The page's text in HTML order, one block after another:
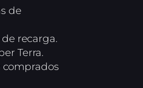
de
recarga.
Terra.
comprados